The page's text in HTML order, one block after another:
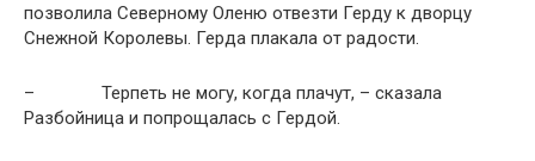
позволила Северному Оленю отвезти Герду к дворцу
Снежной Королевы. Герда плакала от радости.
– Терпеть не могу, когда плачут, – сказала
Разбойница и попрощалась с Гердой.